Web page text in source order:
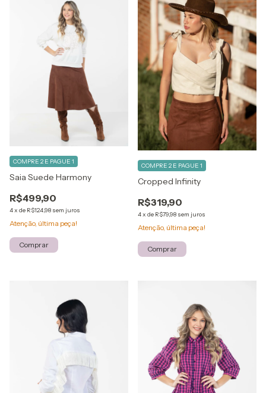
Saia Suede Harmony
R$499,90
4x de R$124,98 sem juros
COMPRE 2 E PAGUE 1
Atenção, última peça!
Comprar
Cropped Infinity
R$319,90
4x de R$79,98 sem juros
COMPRE 2 E PAGUE 1
Atenção, última peça!
Comprar